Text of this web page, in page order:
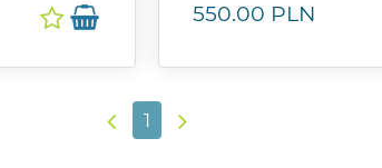
550.00 PLN
1